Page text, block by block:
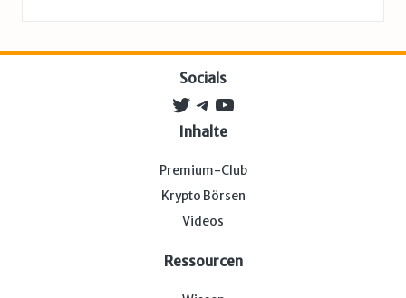
Socials
Twitter
Telegram
YouTube
Inhalte
Premium-Club
Krypto Börsen
Videos
Ressourcen